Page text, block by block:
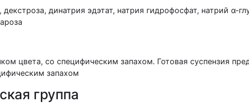
динатрия эдэтат, натрия гидрофосфат, натрий α-
цвета, со специфическим запахом. Готовая суспензия
запахом
группа